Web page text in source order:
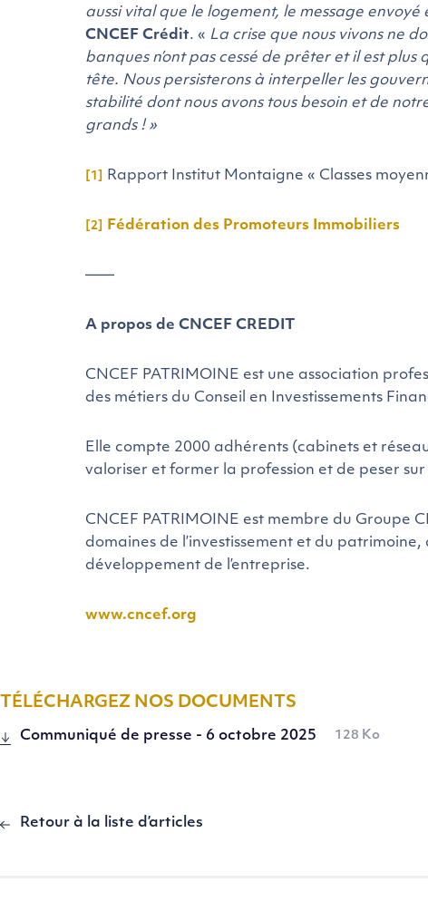
aussi vital que le logement, le message envoyé
CNCEF Crédit. « La crise que nous vivons ne
banques n’ont pas cessé de prêter et il est
tête. Nous persisterons à interpeller les
stabilité dont nous avons tous besoin et de
grands ! »
[1] Rapport Institut Montaigne « Classes
[2] Fédération des Promoteurs Immobiliers
——
A propos de CNCEF CREDIT
CNCEF PATRIMOINE est une association
des métiers du Conseil en Investissements
Elle compte 2000 adhérents (cabinets et
valoriser et former la profession et de peser
CNCEF PATRIMOINE est membre du Groupe
domaines de l’investissement et du
développement de l’entreprise.
www.cncef.org
TÉLÉCHARGEZ NOS DOCUMENTS
Communiqué de presse - 6 octobre 2025 128 Ko
Retour à la liste d’articles